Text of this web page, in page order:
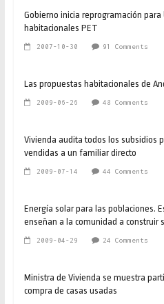
Gobierno inicia reprogramación
habitacionales PET
2007-10-30 91 Comments
Las propuestas habitacionales de
2009-06-26 48 Comments
Vivienda audita todos los subsidios
vendidas a un familiar directo
2009-07-14 44 Comments
Energía solar para las poblaciones.
enseñan a la comunidad a construir
2009-04-29 24 Comments
Ministra de Vivienda se muestra
compra de casas usadas